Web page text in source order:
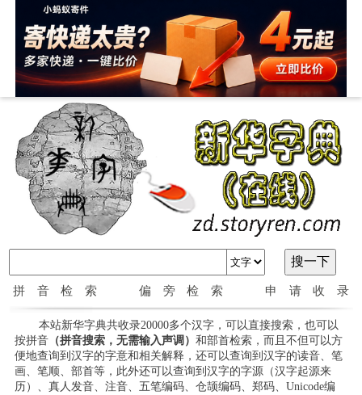
拼音检索 偏旁检索 申请收录
本站新华字典共收录20000多个汉字，可以直接搜索，也可以
按拼音（拼音搜索，无需输入声调） 和部首检索，而且不但可以方
便地查询到汉字的字意和相关解释，还可以查询到汉字的读音、笔
画、笔顺、部首等，此外还可以查询到汉字的字源（汉字起源来
历）、真人发音、注音、五笔编码、仓颉编码、郑码、Unicode编